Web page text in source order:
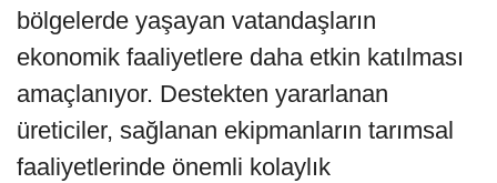
bölgelerde yaşayan vatandaşların
ekonomik faaliyetlere daha etkin katılması
amaçlanıyor. Destekten yararlanan
üreticiler, sağlanan ekipmanların tarımsal
faaliyetlerinde önemli kolaylık